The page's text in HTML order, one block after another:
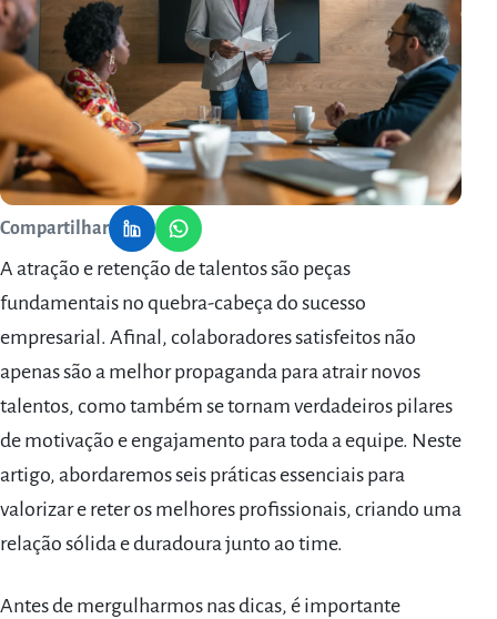
Compartilhar
A atração e retenção de talentos são peças
fundamentais no quebra-cabeça do sucesso
empresarial. Afinal, colaboradores satisfeitos não
apenas são a melhor propaganda para atrair novos
talentos, como também se tornam verdadeiros pilares
de motivação e engajamento para toda a equipe. Neste
artigo, abordaremos seis práticas essenciais para
valorizar e reter os melhores profissionais, criando uma
relação sólida e duradoura junto ao time.
Antes de mergulharmos nas dicas, é importante